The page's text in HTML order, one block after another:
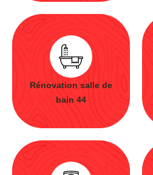
Rénovation salle de
bain 44